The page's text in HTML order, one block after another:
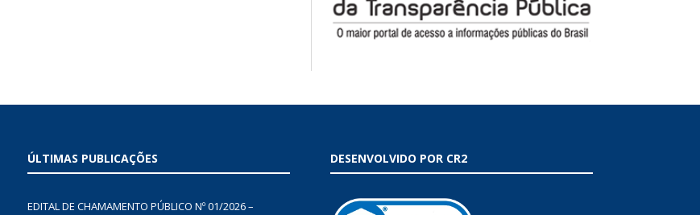
ÚLTIMAS PUBLICAÇÕES
EDITAL DE CHAMAMENTO PÚBLICO Nº 01/2026 –
DESENVOLVIDO POR CR2